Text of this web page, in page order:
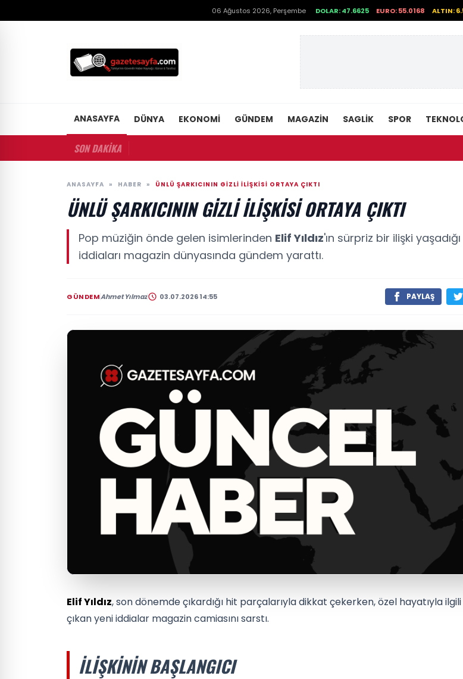
06 Ağustos 2026, Perşembe DOLAR: 47.6625 EURO: 55.0168 ALTIN:
ANASAYFA DÜNYA EKONOMI GÜNDEM MAGAZIN SAGLIK SPOR
SON DAKİKA
ANASAYFA » HABER » ÜNLÜ ŞARKICININ GIZLI İLIŞKISI ORTAYA ÇIKTI
ÜNLÜ ŞARKICININ GIZLI İLIŞKISI ORTAYA ÇIKTI
Pop müziğin önde gelen isimlerinden Elif Yıldız'ın sürpriz bir ilişki yaşadığı
iddiaları magazin dünyasında gündem yarattı.
GÜNDEMAhmet Yılmaz 03.07.2026 14:55 PAYLAŞ
Elif Yıldız, son dönemde çıkardığı hit parçalarıyla dikkat çekerken, özel hayatıyla
çıkan yeni iddialar magazin camiasını sarstı.
İLIŞKININ BAŞLANGICI